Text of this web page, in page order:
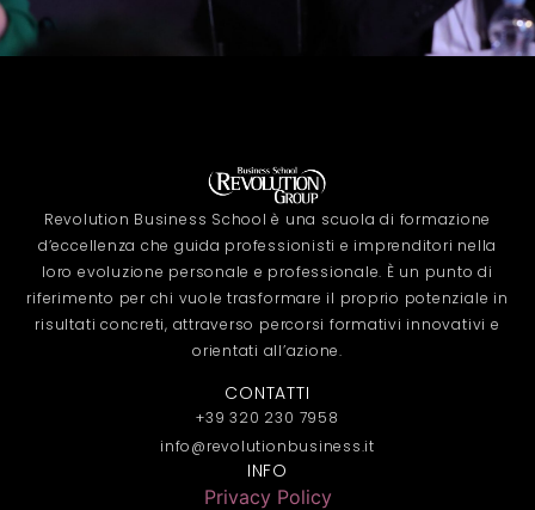
Revolution Business School è una scuola di formazione
d’eccellenza che guida professionisti e imprenditori nella
loro evoluzione personale e professionale. È un punto di
riferimento per chi vuole trasformare il proprio potenziale in
risultati concreti, attraverso percorsi formativi innovativi e
orientati all’azione.
CONTATTI
+39 320 230 7958
info@revolutionbusiness.it
INFO
Privacy Policy